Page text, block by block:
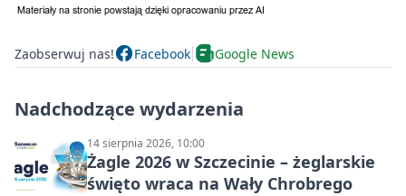
Zaobserwuj nas! Facebook Google News
Nadchodzące wydarzenia
14 sierpnia 2026, 10:00
Żagle 2026 w Szczecinie – żeglarskie
święto wraca na Wały Chrobrego